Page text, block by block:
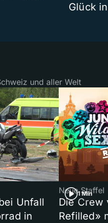
Glück
und aller Welt
Unfall
in
1 Min
Neue Staffel
Die Crew
Refilled»